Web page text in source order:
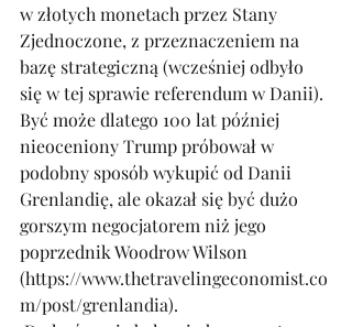
w złotych monetach przez Stany
Zjednoczone, z przeznaczeniem na
bazę strategiczną (wcześniej odbyło
się w tej sprawie referendum w Danii).
Być może dlatego 100 lat później
nieoceniony Trump próbował w
podobny sposób wykupić od Danii
Grenlandię, ale okazał się być dużo
gorszym negocjatorem niż jego
poprzednik Woodrow Wilson
(https://www.thetravelingeconomist.co
m/post/grenlandia).